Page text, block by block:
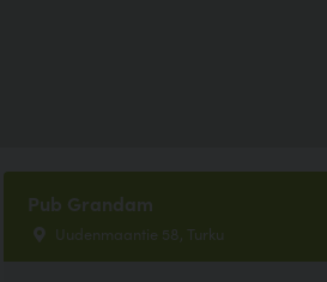
Pub Grandam
Uudenmaantie 58, Turku